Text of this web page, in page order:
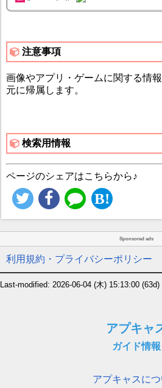
注意事項
画像やアプリ・ゲームに関する情
元に帰属します。
検索用情報
ページのシェアはこちらから♪
Sponsored ads
利用規約・プライバシーポリシー
Last-modified: 2026-06-04 (木) 15:13:00 (63d)
アプキャ
ガイド情報
アプキャスにつ